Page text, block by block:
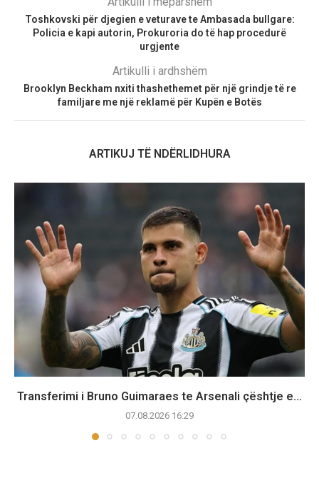
Toshkovski për djegien e veturave te Ambasada bullgare:
Policia e kapi autorin, Prokuroria do të hap procedurë
urgjente
Artikulli i ardhshëm
Brooklyn Beckham nxiti thashethemet për një grindje të re
familjare me një reklamë për Kupën e Botës
ARTIKUJ TË NDËRLIDHURA
Transferimi i Bruno Guimaraes te Arsenali çështje e...
07.08.2026 16:29